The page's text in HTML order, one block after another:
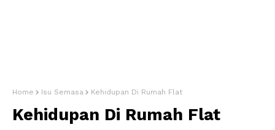
Home Isu Semasa Kehidupan Di Rumah Flat
Kehidupan Di Rumah Flat